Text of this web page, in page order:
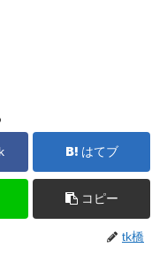
はてブ
コピー
tk橋